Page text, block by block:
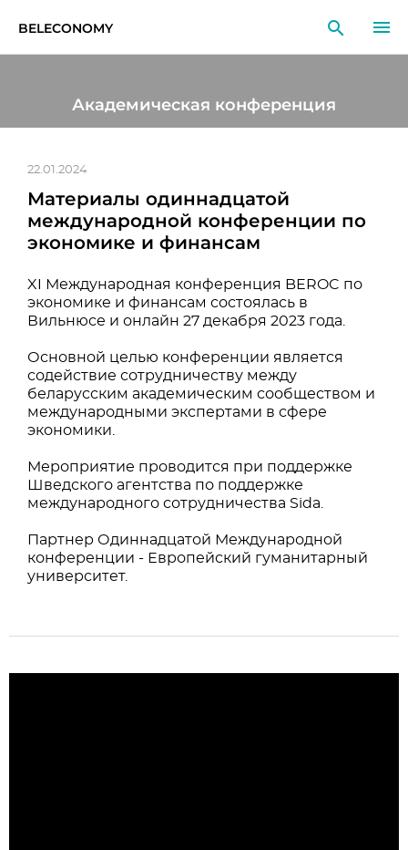
BELECONOMY
ИССЛЕДОВАНИЯ
ОБРАЗОВАНИЕ
Академическая конференция
22.01.2024
Материалы одиннадцатой
международной конференции по
экономике и финансам
XI Международная конференция BEROC по
экономике и финансам состоялась в
Вильнюсе и онлайн 27 декабря 2023 года.
Основной целью конференции является
содействие сотрудничеству между
беларусским академическим сообществом и
международными экспертами в сфере
экономики.
Мероприятие проводится при поддержке
Шведского агентства по поддержке
международного сотрудничества Sida.
Партнер Одиннадцатой Международной
конференции - Европейский гуманитарный
университет.